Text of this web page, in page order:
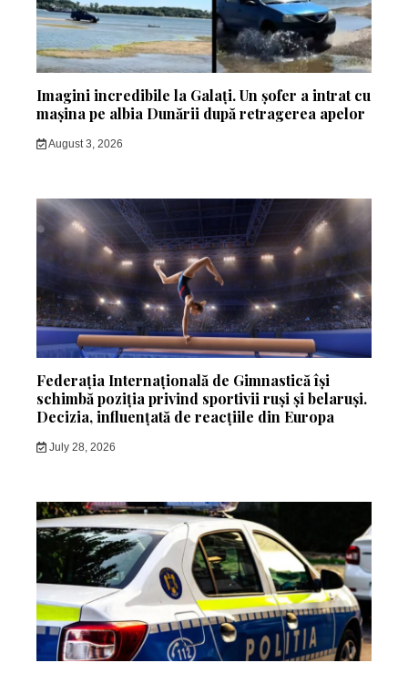
Imagini incredibile la Galați. Un șofer a intrat cu
mașina pe albia Dunării după retragerea apelor
August 3, 2026
Federația Internațională de Gimnastică își
schimbă poziția privind sportivii ruși și belaruși.
Decizia, influențată de reacțiile din Europa
July 28, 2026